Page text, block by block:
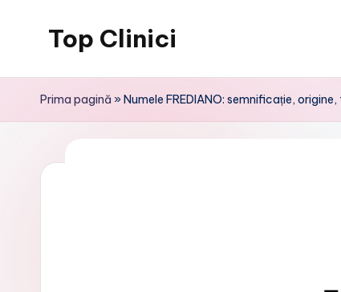
Top Clinici
Prima pagină »Numele FREDIANO: semnificație,